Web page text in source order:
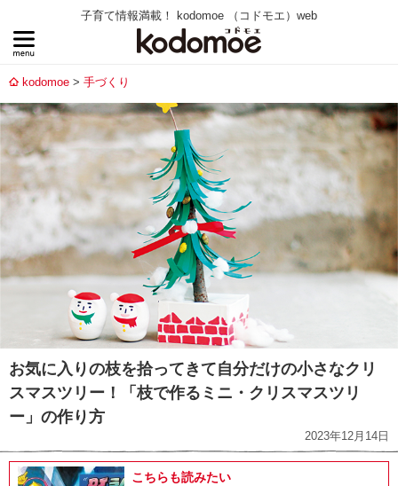
子育て情報満載！ kodomoe （コドモエ）web
kodomoe 手づくり
お気に入りの枝を拾ってきて自分だけの小さなクリ
スマスツリー！「枝で作るミニ・クリスマスツリ
ー」の作り方
2023年12月14日
こちらも読みたい